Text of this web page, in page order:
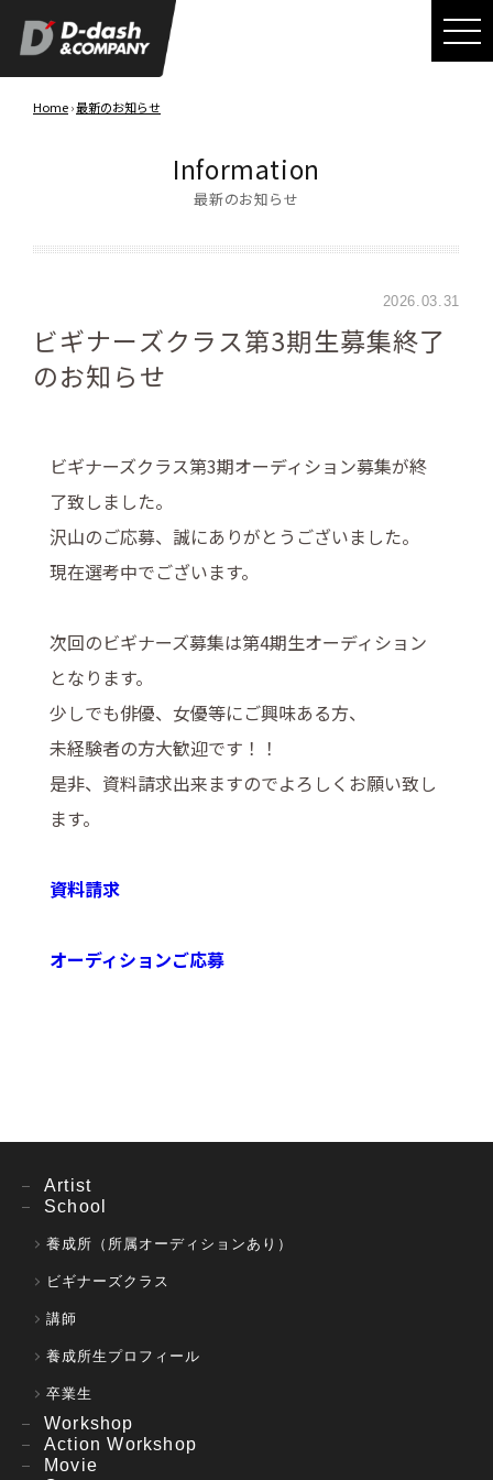
Home›最新のお知らせ
Information
最新のお知らせ
2026.03.31
ビギナーズクラス第3期生募集終了
のお知らせ
ビギナーズクラス第3期オーディション募集が終
了致しました。
沢山のご応募、誠にありがとうございました。
現在選考中でございます。
次回のビギナーズ募集は第4期生オーディション
となります。
少しでも俳優、女優等にご興味ある方、
未経験者の方大歓迎です！！
是非、資料請求出来ますのでよろしくお願い致し
ます。
資料請求
オーディションご応募
Artist
School
養成所（所属オーディションあり）
ビギナーズクラス
講師
養成所生プロフィール
卒業生
Workshop
Action Workshop
Movie